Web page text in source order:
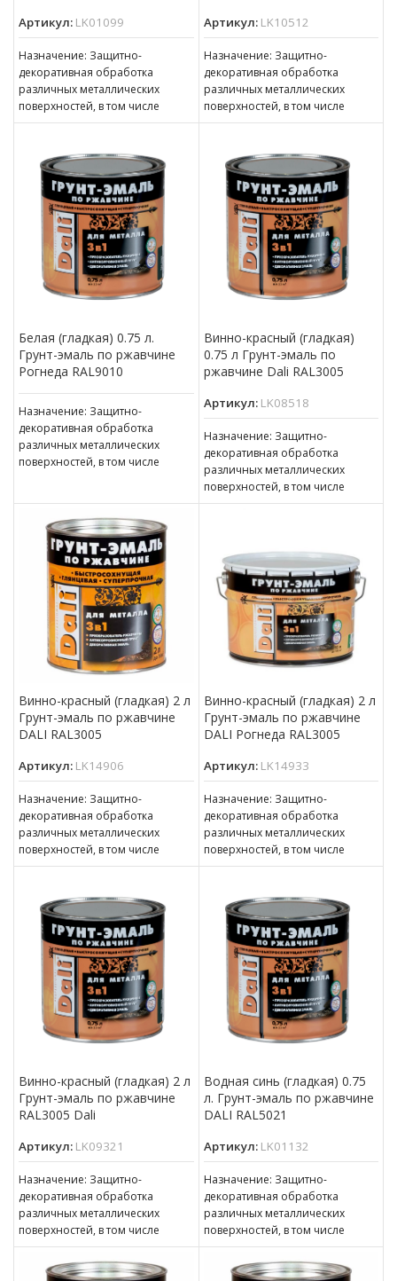
Артикул: LK01099
Назначение: Защитно-
декоративная обработка
различных металлических
поверхностей, в том числе
пораженных точечной или
толщиной ржавчины до 100 мкм
Артикул: LK10512
Назначение: Защитно-
декоративная обработка
различных металлических
поверхностей, в том числе
пораженных точечной или
толщиной ржавчины до 100 мкм
Белая (гладкая) 0.75 л.
Грунт-эмаль по ржавчине
Рогнеда RAL9010
Назначение: Защитно-
декоративная обработка
различных металлических
поверхностей, в том числе
Винно-красный (гладкая)
0.75 л Грунт-эмаль по
ржавчине Dali RAL3005
Артикул: LK08518
Назначение: Защитно-
декоративная обработка
различных металлических
поверхностей, в том числе
пораженных точечной или
Винно-красный (гладкая) 2 л
Грунт-эмаль по ржавчине
DALI RAL3005
Артикул: LK14906
Назначение: Защитно-
декоративная обработка
различных металлических
поверхностей, в том числе
пораженных точечной или
толщиной ржавчины до 100 мкм
Винно-красный (гладкая) 2 л
Грунт-эмаль по ржавчине
DALI Рогнеда RAL3005
Артикул: LK14933
Назначение: Защитно-
декоративная обработка
различных металлических
поверхностей, в том числе
пораженных точечной или
толщиной ржавчины до 100 мкм
Винно-красный (гладкая) 2 л
Грунт-эмаль по ржавчине
RAL3005 Dali
Артикул: LK09321
Назначение: Защитно-
декоративная обработка
различных металлических
поверхностей, в том числе
пораженных точечной или
сплошной коррозией c
Водная синь (гладкая) 0.75
л. Грунт-эмаль по ржавчине
DALI RAL5021
Артикул: LK01132
Назначение: Защитно-
декоративная обработка
различных металлических
поверхностей, в том числе
пораженных точечной или
сплошной коррозией c